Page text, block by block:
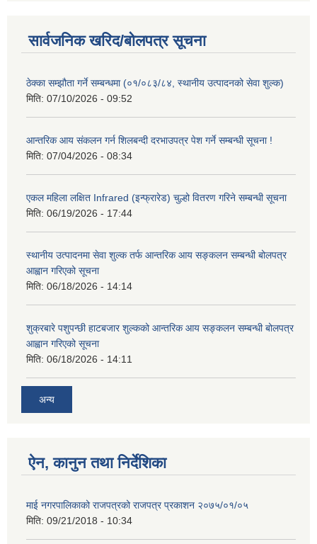
सार्वजनिक खरिद/बोलपत्र सूचना
ठेक्का सम्झौता गर्ने सम्बन्धमा (०१/०८३/८४, स्थानीय उत्पादनको सेवा शुल्क)
मिति: 07/10/2026 - 09:52
आन्तरिक आय संकलन गर्न शिलबन्दी दरभाउपत्र पेश गर्ने सम्बन्धी सूचना !
मिति: 07/04/2026 - 08:34
एकल महिला लक्षित Infrared (इन्फ्रारेड) चुल्हो वितरण गरिने सम्बन्धी सूचना
मिति: 06/19/2026 - 17:44
स्थानीय उत्पादनमा सेवा शुल्क तर्फ आन्तरिक आय सङ्कलन सम्बन्धी बोलपत्र
आह्वान गरिएको सूचना
मिति: 06/18/2026 - 14:14
शुक्रबारे पशुपन्छी हाटबजार शुल्कको आन्तरिक आय सङ्कलन सम्बन्धी बोलपत्र
आह्वान गरिएको सूचना
मिति: 06/18/2026 - 14:11
अन्य
ऐन, कानुन तथा निर्देशिका
माई नगरपालिकाको राजपत्रको राजपत्र प्रकाशन २०७५/०१/०५
मिति: 09/21/2018 - 10:34